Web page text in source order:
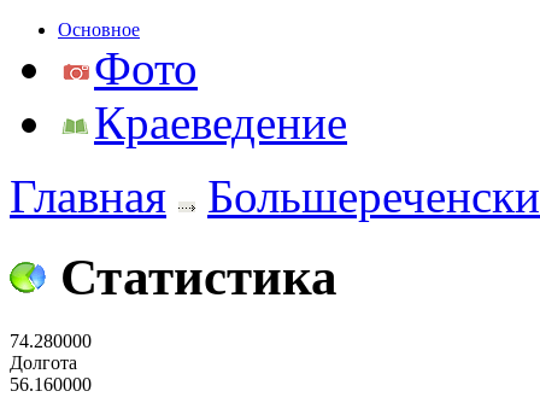
Основное
Фото
Краеведение
Главная
Статистика
74.280000
Долгота
56.160000